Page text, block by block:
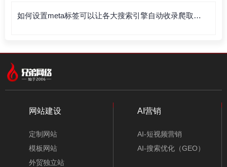
如何设置meta标签可以让各大搜索引擎自动收录爬取你
网站建设
定制网站
模板网站
外贸独立站
AI营销
AI-短视频营销
AI-搜索优化（GEO）